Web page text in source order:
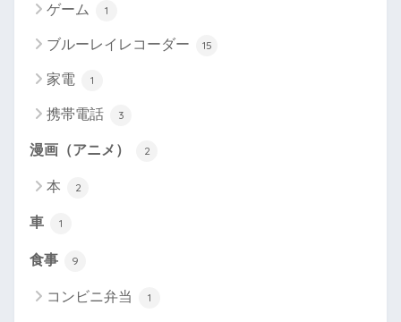
ゲーム 1
ブルーレイレコーダー 15
家電 1
携帯電話 3
漫画（アニメ） 2
本 2
車 1
食事 9
コンビニ弁当 1